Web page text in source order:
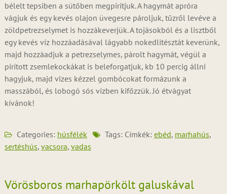
bélelt tepsiben a sütőben megpirítjuk. A hagymát apróra
vágjuk és egy kevés olajon üvegesre pároljuk, tűzről levéve a
zöldpetrezselymet is hozzákeverjük. A tojásokból és a lisztből
egy kevés víz hozzáadásával lágyabb nokedlitésztát keverünk,
majd hozzáadjuk a petrezselymes, párolt hagymát, végül a
pirított zsemlekockákat is beleforgatjuk, kb 10 percig állni
hagyjuk, majd vizes kézzel gombócokat formázunk a
masszából, és lobogó sós vízben kifőzzük. Jó étvágyat
kívánok!
Categories: húsfélék Tags: Címkék: ebéd, marhahús,
sertéshús, vacsora, vadas
Vörösboros marhapörkölt galuskával